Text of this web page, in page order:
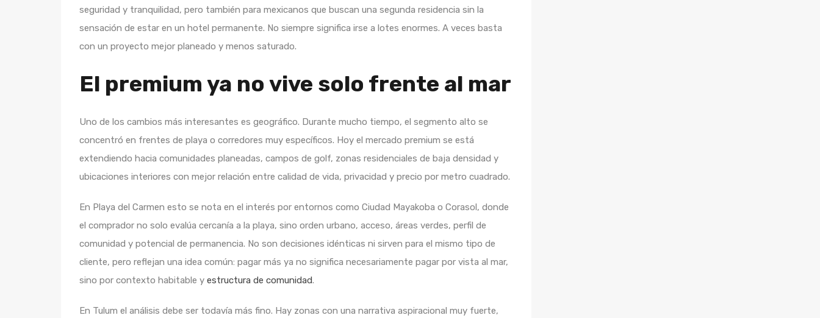
seguridad y tranquilidad, pero también para mexicanos que buscan una segunda residencia sin la
sensación de estar en un hotel permanente. No siempre significa irse a lotes enormes. A veces basta
con un proyecto mejor planeado y menos saturado.
El premium ya no vive solo frente al mar
Uno de los cambios más interesantes es geográfico. Durante mucho tiempo, el segmento alto se
concentró en frentes de playa o corredores muy específicos. Hoy el mercado premium se está
extendiendo hacia comunidades planeadas, campos de golf, zonas residenciales de baja densidad y
ubicaciones interiores con mejor relación entre calidad de vida, privacidad y precio por metro cuadrado.
En Playa del Carmen esto se nota en el interés por entornos como Ciudad Mayakoba o Corasol, donde
el comprador no solo evalúa cercanía a la playa, sino orden urbano, acceso, áreas verdes, perfil de
comunidad y potencial de permanencia. No son decisiones idénticas ni sirven para el mismo tipo de
cliente, pero reflejan una idea común: pagar más ya no significa necesariamente pagar por vista al mar,
sino por contexto habitable y estructura de comunidad.
En Tulum el análisis debe ser todavía más fino. Hay zonas con una narrativa aspiracional muy fuerte,